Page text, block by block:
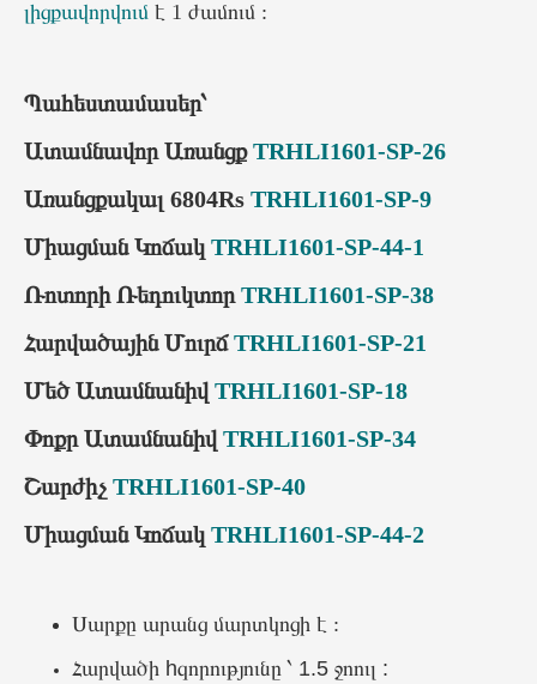
լիցքավորվում է 1 ժամում :
Պահեստամասեր՝
Ատամնավոր ԱռանցքTRHLI1601-SP-26
Առանցքակալ 6804Rs TRHLI1601-SP-9
Միացման Կոճակ TRHLI1601-SP-44-1
Ռոտորի Ռեդուկտոր TRHLI1601-SP-38
Հարվածային ՄուրճTRHLI1601-SP-21
Մեծ Ատամնանիվ TRHLI1601-SP-18
Փոքր Ատամնանիվ TRHLI1601-SP-34
Շարժիչ TRHLI1601-SP-40
Միացման Կոճակ TRHLI1601-SP-44-2
Սարքը արանց մարտկոցի է :
Հարվածի hզորությունը ՝ 1.5 ջոուլ :